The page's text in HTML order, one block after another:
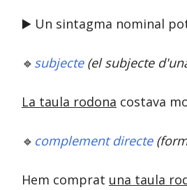
▶️ Un sintagma nominal
🔹 subjecte(el subjecte
La taula rodona costava
🔹 complement directe
Hem comprat una taula